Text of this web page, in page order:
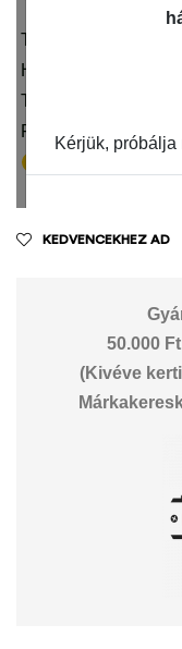
KEDVENCEKHEZ AD
50.000
(Kivéve